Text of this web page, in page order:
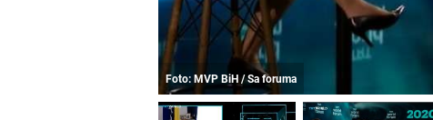
Foto: MVP BiH / Sa foruma